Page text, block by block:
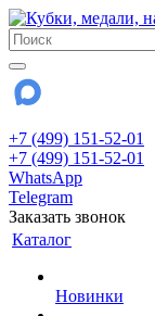
+7 (499) 151-52-01
+7 (499) 151-52-01
WhatsApp
Telegram
Заказать звонок
Каталог
Новинки